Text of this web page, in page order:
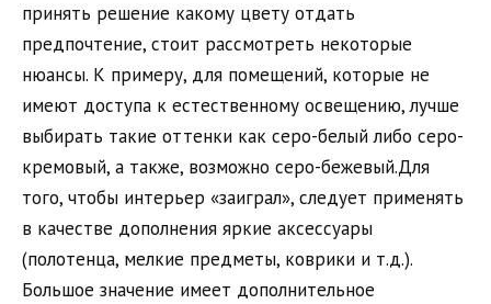
принять решение какому цвету отдать
предпочтение, стоит рассмотреть некоторые
нюансы. К примеру, для помещений, которые не
имеют доступа к естественному освещению, лучше
выбирать такие оттенки как серо-белый либо серо-
кремовый, а также, возможно серо-бежевый.Для
того, чтобы интерьер «заиграл», следует применять
в качестве дополнения яркие аксессуары
(полотенца, мелкие предметы, коврики и т.д.).
Большое значение имеет дополнительное